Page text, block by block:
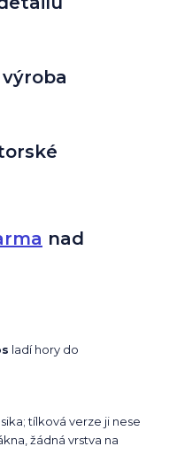
nad
ladí hory do
tílková verze ji nese
žádná vrstva na